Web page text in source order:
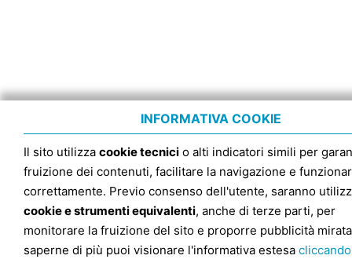
INFORMATIVA COOKIE
Il sito utilizza cookie tecnici o alti indicatori simili per
fruizione dei contenuti, facilitare la navigazione e
correttamente. Previo consenso dell'utente, saranno
cookie e strumenti equivalenti, anche di terze parti, per
monitorare la fruizione del sito e proporre pubblicità
saperne di più puoi visionare l'informativa estesa